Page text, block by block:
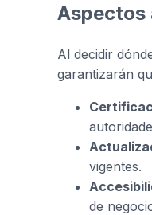
Aspectos
Al decidir
garantizarán
vigentes.
de